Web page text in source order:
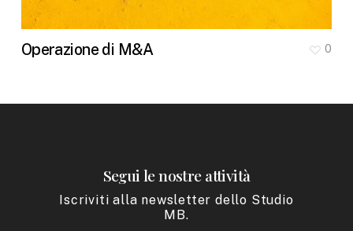
Operazione di M&A 0
Segui le nostre attività
Iscriviti alla newsletter dello Studio
MB.